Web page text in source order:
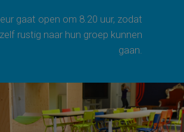
gaat open om 8.20 uur, zodat
rustig naar hun groep kunnen
gaan.